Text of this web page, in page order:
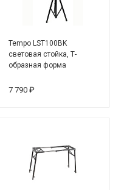
Tempo LST100BK
световая стойка, Т-
образная форма
7 790 ₽